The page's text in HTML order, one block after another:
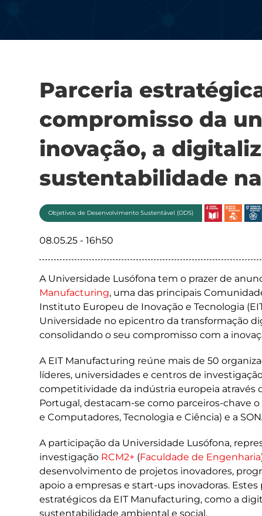
Parceria
compromisso da
inovação, a
sustentabilidade
Objetivos de Desenvolvimento Sustentável (ODS)
08.05.25 - 16h50
A Universidade Lusófona tem o prazer de
Manufacturing, uma das principais
Instituto Europeu de Inovação e Tecnologia
Universidade no epicentro da transformação
consolidando o seu compromisso com a
A EIT Manufacturing reúne mais de 50
líderes, universidades e centros de
competitividade da indústria europeia através
Portugal, destacam-se como parceiros-chave
e Computadores, Tecnologia e Ciência) e a
A participação da Universidade Lusófona,
investigação RCM2+ (Faculdade de Engenharia
desenvolvimento de projetos inovadores,
apoio a empresas e start-ups inovadoras.
estratégicos da EIT Manufacturing, como a
sustentabilidade ambiental e social.